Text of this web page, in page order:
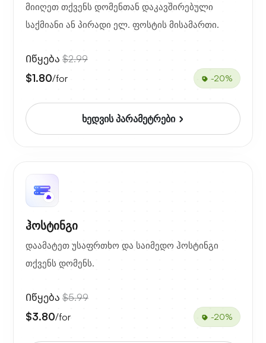
მიიღეთ თქვენს დომენთან დაკავშირებული
საქმიანი ან პირადი ელ. ფოსტის მისამართი.
Იწყება $2.99
$1.80/for -20%
ხედვის პარამეტრები
ჰოსტინგი
დაამატეთ უსაფრთხო და საიმედო ჰოსტინგი
თქვენს დომენს.
Იწყება $5.99
$3.80/for -20%